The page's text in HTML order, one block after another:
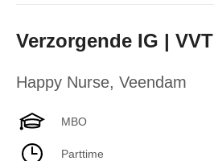
Verzorgende IG | VVT
Happy Nurse, Veendam
MBO
Parttime